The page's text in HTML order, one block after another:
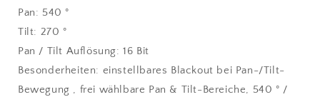
Pan: 540 °
Tilt: 270 °
Pan / Tilt Auflösung: 16 Bit
Besonderheiten: einstellbares Blackout bei Pan-/Tilt-
Bewegung , frei wählbare Pan & Tilt-Bereiche, 540 ° /